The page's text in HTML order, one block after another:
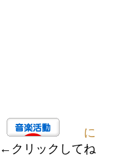
に
←クリックしてね